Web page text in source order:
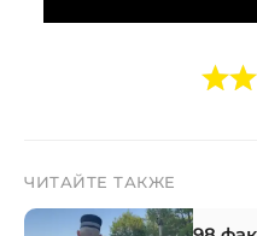
ЧИТАЙТЕ ТАКЖЕ